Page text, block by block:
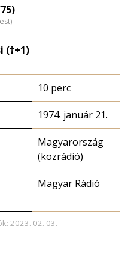
(†+1)
10 perc
1974. január 21.
Magyarország
(közrádió)
Magyar Rádió
2023. 02. 03.